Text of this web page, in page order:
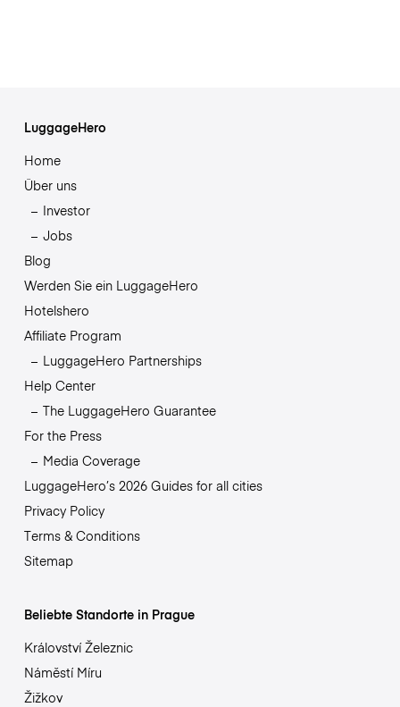
LuggageHero
Home
Über uns
Investor
Jobs
Blog
Werden Sie ein LuggageHero
Hotelshero
Affiliate Program
LuggageHero Partnerships
Help Center
The LuggageHero Guarantee
For the Press
Media Coverage
LuggageHero’s 2026 Guides for all cities
Privacy Policy
Terms & Conditions
Sitemap
Beliebte Standorte in Prague
Království Železnic
Náměstí Míru
Žižkov